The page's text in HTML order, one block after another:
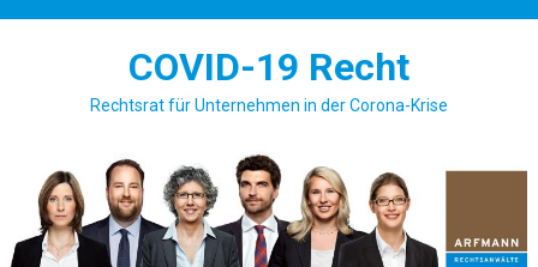
COVID-19 Recht
Rechtsrat für Unternehmen in der Corona-Krise